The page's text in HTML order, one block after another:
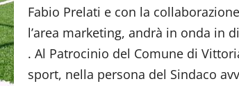
Fabio Prelati e con la
l’area marketing, andrà in onda in
. Al Patrocinio del Comune di
sport, nella persona del Sindaco